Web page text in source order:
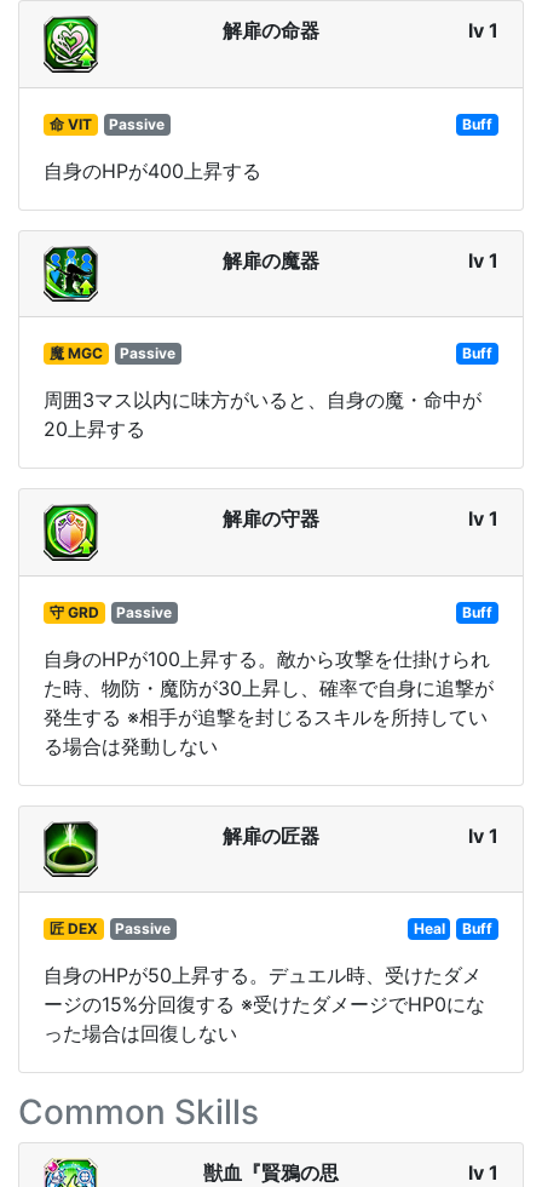
解扉の命器 lv 1
命 VIT Passive Buff
自身のHPが400上昇する
解扉の魔器 lv 1
魔 MGC Passive Buff
周囲3マス以内に味方がいると、自身の魔・命中が
20上昇する
解扉の守器 lv 1
守 GRD Passive Buff
自身のHPが100上昇する。敵から攻撃を仕掛けられ
た時、物防・魔防が30上昇し、確率で自身に追撃が
発生する ※相手が追撃を封じるスキルを所持してい
る場合は発動しない
解扉の匠器 lv 1
匠 DEX Passive Heal Buff
自身のHPが50上昇する。デュエル時、受けたダメ
ージの15%分回復する ※受けたダメージでHP0にな
った場合は回復しない
Common Skills
獣血『賢鴉の思
lv 1